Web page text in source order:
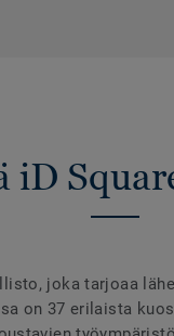
iD
joka tarjoaa
on 37 erilaista